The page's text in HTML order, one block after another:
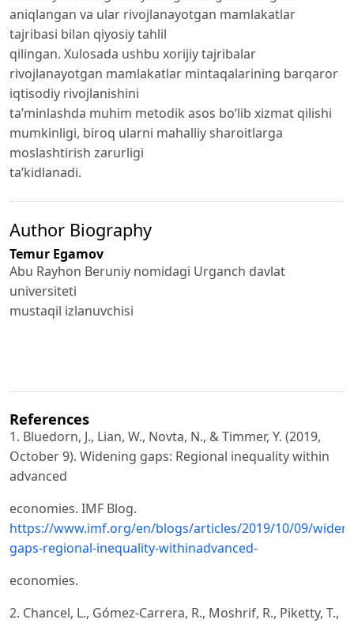
aniqlangan va ular rivojlanayotgan mamlakatlar
tajribasi bilan qiyosiy tahlil
qilingan. Xulosada ushbu xorijiy tajribalar
rivojlanayotgan mamlakatlar mintaqalarining barqaror
iqtisodiy rivojlanishini
ta’minlashda muhim metodik asos bo‘lib xizmat qilishi
mumkinligi, biroq ularni mahalliy sharoitlarga
moslashtirish zarurligi
ta’kidlanadi.
Author Biography
Temur Egamov
Abu Rayhon Beruniy nomidagi Urganch davlat
universiteti
mustaqil izlanuvchisi
References
1. Bluedorn, J., Lian, W., Novta, N., & Timmer, Y. (2019,
October 9). Widening gaps: Regional inequality within
advanced
economies. IMF Blog.
https://www.imf.org/en/blogs/articles/2019/10/09/
gaps-regional-inequality-withinadvanced-
economies.
2. Chancel, L., Gómez-Carrera, R., Moshrif, R., Piketty, T.,